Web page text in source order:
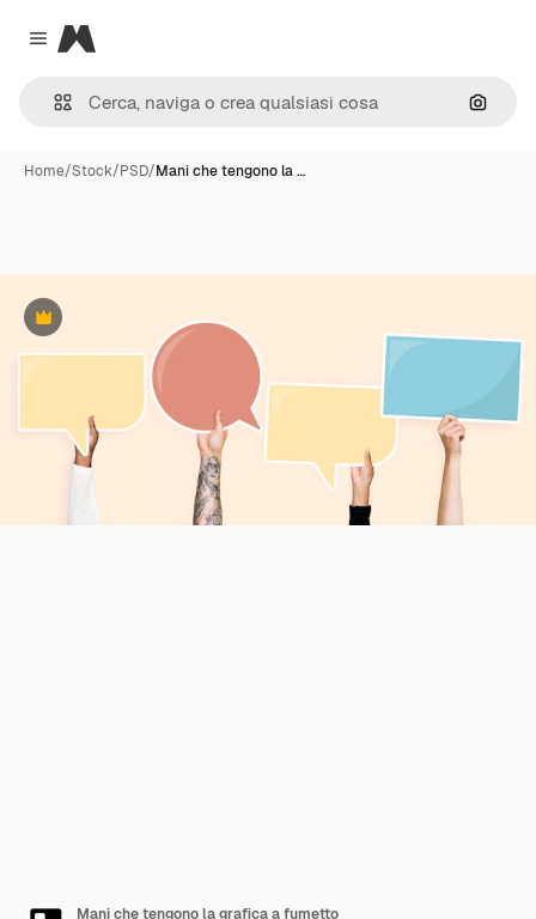
Close menu
Magnific
Cerca
Home/Stock/PSD/Mani che tengono la …
Premium
Mani che tengono la grafica a fumetto